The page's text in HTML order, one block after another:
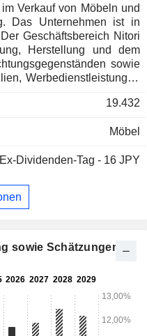
Verkauf von Möbeln und
Das Unternehmen ist in
Geschäftsbereich Nitori
Herstellung und dem
sowie
Werbedienstleistungen
Verkauf von Möbeln,
19.432
Möbel
Ex-Dividenden-Tag - 16 JPY
sowie Schätzungen